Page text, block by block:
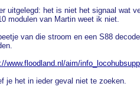
uitgelegd: het is niet het signaal wat
modulen van Martin weet ik niet.
van die stroom en een S88
www.floodland.nl/aim/
je het in ieder geval niet te zoeken.